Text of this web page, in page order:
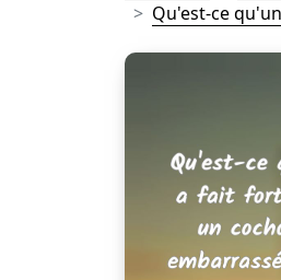
Qu'est-ce